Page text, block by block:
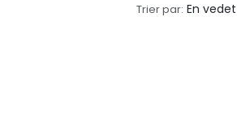
Trier par: En